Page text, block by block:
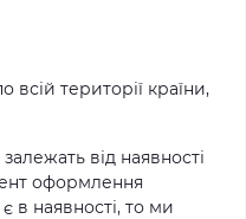
території країни,
від наявності
оформлення
в наявності, то ми